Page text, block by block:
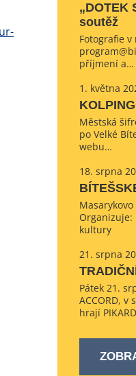
„DOTEK
soutěž
Fotografie
příjmení a…
1. května
Městská
po Velké
webu…
18. srpna
kultury
21. srpna
Pátek 21.
ACCORD,
hrají